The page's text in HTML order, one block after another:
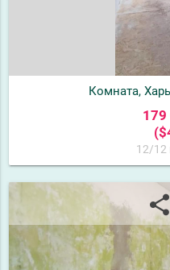
Комната,
179
12/12
share